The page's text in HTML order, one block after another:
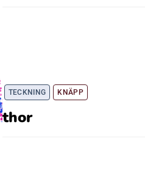
TECKNING KNÄPP
thor